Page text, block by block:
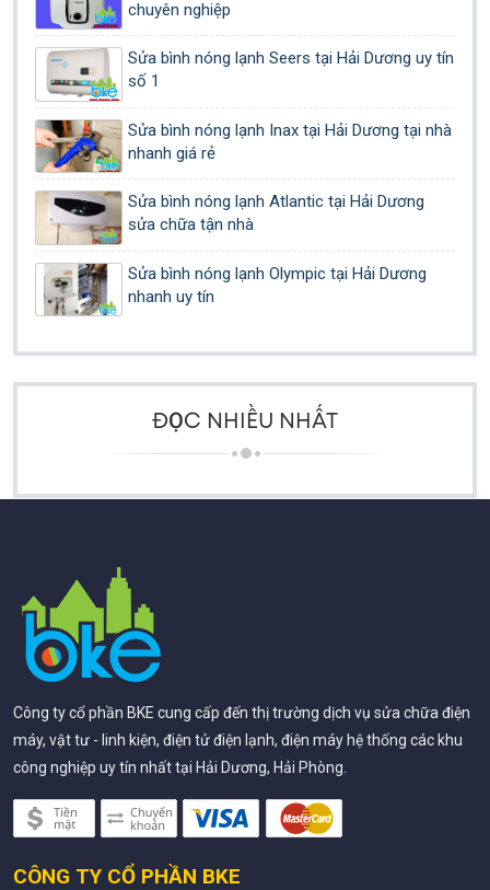
chuyên nghiệp
Sửa bình nóng lạnh Seers tại Hải Dương uy tín
số 1
Sửa bình nóng lạnh Inax tại Hải Dương tại nhà
nhanh giá rẻ
Sửa bình nóng lạnh Atlantic tại Hải Dương
sửa chữa tận nhà
Sửa bình nóng lạnh Olympic tại Hải Dương
nhanh uy tín
ĐỌC NHIỀU NHẤT
Công ty cổ phần BKE cung cấp đến thị trường dịch vụ sửa chữa điện
máy, vật tư - linh kiện, điện tử điện lạnh, điện máy hệ thống các khu
công nghiệp uy tín nhất tại Hải Dương, Hải Phòng.
CÔNG TY CỔ PHẦN BKE